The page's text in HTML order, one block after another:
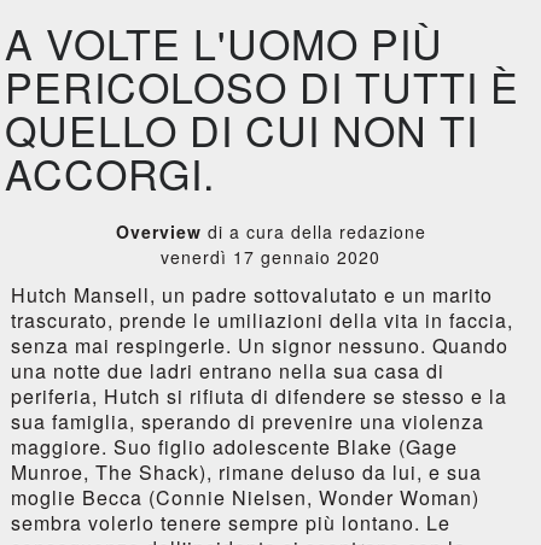
A VOLTE L'UOMO PIÙ
PERICOLOSO DI TUTTI È
QUELLO DI CUI NON TI
ACCORGI.
Overview di a cura della redazione
venerdì 17 gennaio 2020
Hutch Mansell, un padre sottovalutato e un marito
trascurato, prende le umiliazioni della vita in faccia,
senza mai respingerle. Un signor nessuno. Quando
una notte due ladri entrano nella sua casa di
periferia, Hutch si rifiuta di difendere se stesso e la
sua famiglia, sperando di prevenire una violenza
maggiore. Suo figlio adolescente Blake (Gage
Munroe, The Shack), rimane deluso da lui, e sua
moglie Becca (Connie Nielsen, Wonder Woman)
sembra volerlo tenere sempre più lontano. Le